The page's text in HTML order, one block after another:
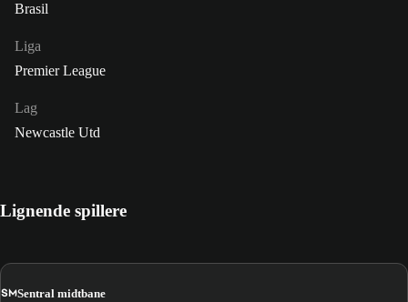
Brasil
Liga
Premier League
Lag
Newcastle Utd
Lignende spillere
SMSentral midtbane